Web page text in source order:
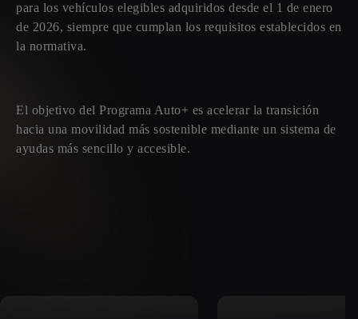
para los vehículos elegibles adquiridos desde el 1 de enero
de 2026, siempre que cumplan los requisitos establecidos en
la normativa.
El objetivo del Programa Auto+ es acelerar la transición
hacia una movilidad más sostenible mediante un sistema de
ayudas más sencillo y accesible.